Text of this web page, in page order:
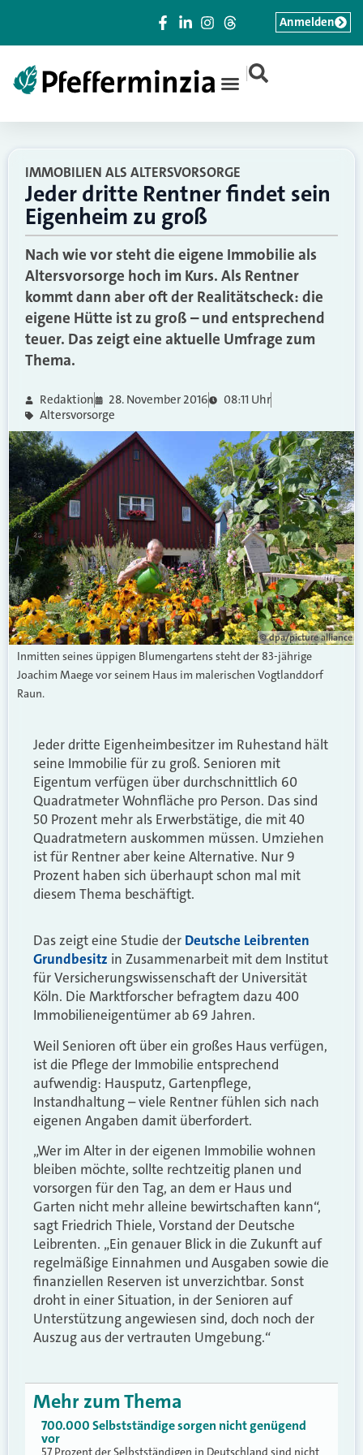
|
Anmelden
IMMOBILIEN ALS ALTERSVORSORGE
Jeder dritte Rentner findet sein
Eigenheim zu groß
Nach wie vor steht die eigene Immobilie als
Altersvorsorge hoch im Kurs. Als Rentner
kommt dann aber oft der Realitätscheck: die
eigene Hütte ist zu groß – und entsprechend
teuer. Das zeigt eine aktuelle Umfrage zum
Thema.
Redaktion 28. November 2016
08:11 Uhr
Altersvorsorge
© dpa/picture alliance
Inmitten seines üppigen Blumengartens steht der 83-jährige
Joachim Maege vor seinem Haus im malerischen Vogtlanddorf
Raun.
Jeder dritte Eigenheimbesitzer im Ruhestand hält
seine Immobilie für zu groß. Senioren mit
Eigentum verfügen über durchschnittlich 60
Quadratmeter Wohnfläche pro Person. Das sind
50 Prozent mehr als Erwerbstätige, die mit 40
Quadratmetern auskommen müssen. Umziehen
ist für Rentner aber keine Alternative. Nur 9
Prozent haben sich überhaupt schon mal mit
diesem Thema beschäftigt.
Das zeigt eine Studie der Deutsche Leibrenten
Grundbesitz in Zusammenarbeit mit dem Institut
für Versicherungswissenschaft der Universität
Köln. Die Marktforscher befragtem dazu 400
Immobilieneigentümer ab 69 Jahren.
Weil Senioren oft über ein großes Haus verfügen,
ist die Pflege der Immobilie entsprechend
aufwendig: Hausputz, Gartenpflege,
Instandhaltung – viele Rentner fühlen sich nach
eigenen Angaben damit überfordert.
„Wer im Alter in der eigenen Immobilie wohnen
bleiben möchte, sollte rechtzeitig planen und
vorsorgen für den Tag, an dem er Haus und
Garten nicht mehr alleine bewirtschaften kann“,
sagt Friedrich Thiele, Vorstand der Deutsche
Leibrenten. „Ein genauer Blick in die Zukunft auf
regelmäßige Einnahmen und Ausgaben sowie die
finanziellen Reserven ist unverzichtbar. Sonst
droht in einer Situation, in der Senioren auf
Unterstützung angewiesen sind, doch noch der
Auszug aus der vertrauten Umgebung.“
Mehr zum Thema
700.000 Selbstständige sorgen nicht genügend
vor
57 Prozent der Selbstständigen in Deutschland sind nicht